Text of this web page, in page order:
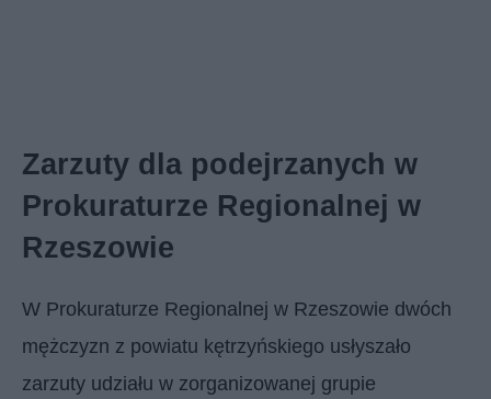
Zarzuty dla podejrzanych w
Prokuraturze Regionalnej w
Rzeszowie
W Prokuraturze Regionalnej w Rzeszowie dwóch
mężczyzn z powiatu kętrzyńskiego usłyszało
zarzuty udziału w zorganizowanej grupie